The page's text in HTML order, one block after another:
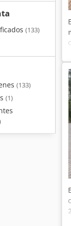
(133)
(133)
(1)